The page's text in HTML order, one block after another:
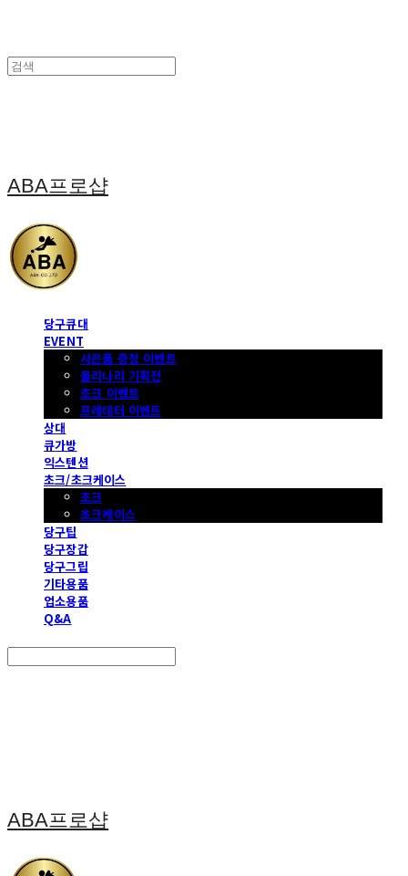
ABA프로샵
당구큐대
EVENT
사은품 증정 이벤트
몰리나리 기획전
초크 이벤트
프레데터 이벤트
상대
큐가방
익스텐션
초크/초크케이스
초크
초크케이스
당구팁
당구장갑
당구그립
기타용품
업소용품
Q&A
ABA프로샵